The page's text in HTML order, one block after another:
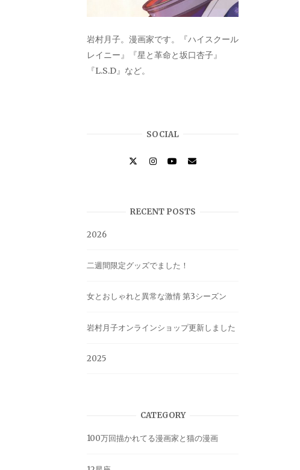
岩村月子。漫画家です。『ハイスクール
レイニー』『星と革命と坂口杏子』
『L.S.D』など。
SOCIAL
RECENT POSTS
2026
二週間限定グッズでました！
女とおしゃれと異常な激情 第3シーズン
岩村月子オンラインショップ更新しました
2025
CATEGORY
100万回描かれてる漫画家と猫の漫画